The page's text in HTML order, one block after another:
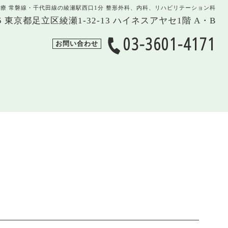
常磐線・千代田線の綾瀬駅西口1分 整形外科、内科、リハビリテーション科
東京都足立区綾瀬1-32-13 ハイネスアヤセ1階 A・B
お問い合わせ 03-3601-4171